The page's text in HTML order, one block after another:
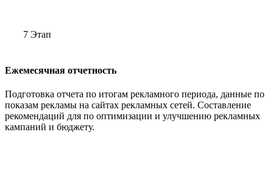
7 Этап
Ежемесячная отчетность
Подготовка отчета по итогам рекламного периода, данные по
показам рекламы на сайтах рекламных сетей. Составление
рекомендаций для по оптимизации и улучшению рекламных
кампаний и бюджету.